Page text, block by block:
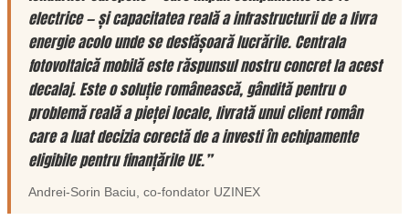
electrice — și capacitatea reală a infrastructurii de a livra
energie acolo unde se desfășoară lucrările. Centrala
fotovoltaică mobilă este răspunsul nostru concret la acest
decalaj. Este o soluție românească, gândită pentru o
problemă reală a pieței locale, livrată unui client român
care a luat decizia corectă de a investi în echipamente
eligibile pentru finanțările UE.”
Andrei-Sorin Baciu , co-fondator UZINEX